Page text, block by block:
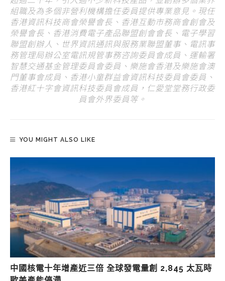
組職及為多個非營利機構擔任委員提供專業意見。現任
香港資訊科技商會榮譽會長、香港互動市務商會創會及
榮譽會長、香港消費電子產品聯盟創會會長、電子學習
聯盟創辦人、世界資訊通訊與服務業聯盟董事、電訊事
務管理局辦公室電訊規管事務咨詢委員會成員、運輸署
智慧交通基金管理委員會委員、樂施會香港及樂施會澳
門董事會成員、香港小童群益會資訊科技委員會委員、
香港紅十字會資訊科技委員會成員，仁愛堂堂務行政委
員會外界委員等。
YOU MIGHT ALSO LIKE
中國核電十年增產近三倍 全球發電量創 2,845 太瓦時